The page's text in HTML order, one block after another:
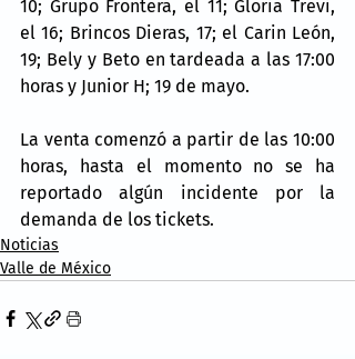
10; Grupo Frontera, el 11; Gloria Trevi,
el 16; Brincos Dieras, 17; el Carin León,
19; Bely y Beto en tardeada a las 17:00
horas y Junior H; 19 de mayo.
La venta comenzó a partir de las 10:00
horas, hasta el momento no se ha
reportado algún incidente por la
demanda de los tickets.
Noticias
Valle de México